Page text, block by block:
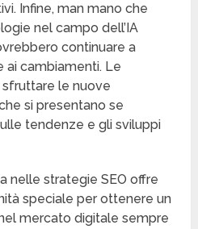
Infine, man mano che
nel campo dell’IA
continuare a
ai cambiamenti. Le
le nuove
si presentano se
tendenze e gli sviluppi
nelle strategie SEO offre
speciale per ottenere un
mercato digitale sempre